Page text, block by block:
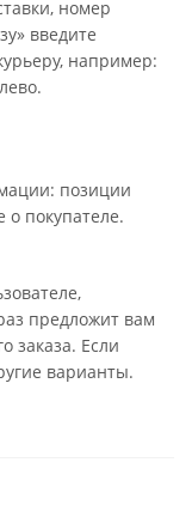
номер
введите
например:
позиции
покупателе.
предложит вам
заказа. Если
варианты.